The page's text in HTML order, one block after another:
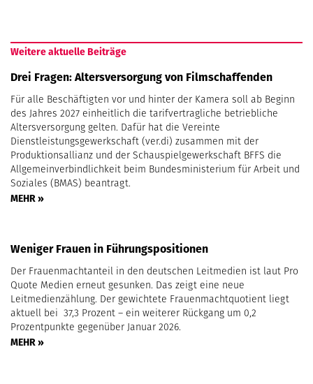
Weitere aktuelle Beiträge
Drei Fragen: Altersversorgung von Filmschaffenden
Für alle Beschäftigten vor und hinter der Kamera soll ab Beginn
des Jahres 2027 einheitlich die tarifvertragliche betriebliche
Altersversorgung gelten. Dafür hat die Vereinte
Dienstleistungsgewerkschaft (ver.di) zusammen mit der
Produktionsallianz und der Schauspielgewerkschaft BFFS die
Allgemeinverbindlichkeit beim Bundesministerium für Arbeit und
Soziales (BMAS) beantragt.
MEHR »
Weniger Frauen in Führungspositionen
Der Frauenmachtanteil in den deutschen Leitmedien ist laut Pro
Quote Medien erneut gesunken. Das zeigt eine neue
Leitmedienzählung. Der gewichtete Frauenmachtquotient liegt
aktuell bei 37,3 Prozent – ein weiterer Rückgang um 0,2
Prozentpunkte gegenüber Januar 2026.
MEHR »